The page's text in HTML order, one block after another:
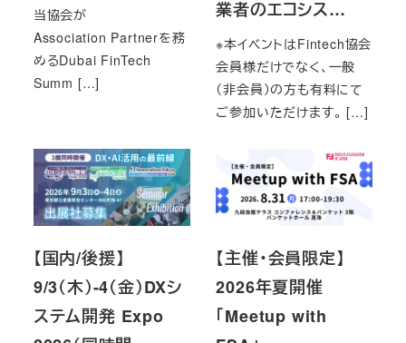
当協会が
Association Partnerを務
めるDubai FinTech
Summ […]
業者のエコシス…
※本イベントはFintech協会
会員様だけでなく、一般
（非会員）の方も有料にて
ご参加いただけます。 […]
【国内/後援】
9/3（木）-4（金）DXシ
ステム開発 Expo
【主催・会員限定】
2026年夏開催
「Meetup with